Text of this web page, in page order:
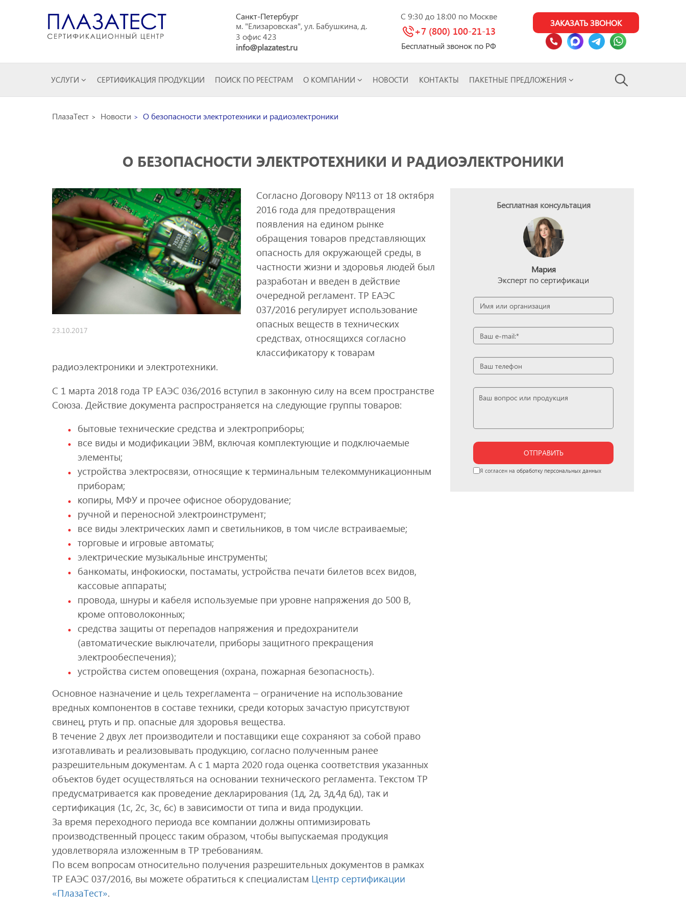
Санкт-Петербург
м. "Елизаровская", ул. Бабушкина, д.
3 офис 423
info@plazatest.ru
C 9:30 до 18:00 по Москве
+7 (800) 100-21-13
Бесплатный звонок по РФ
ЗАКАЗАТЬ ЗВОНОК
УСЛУГИ СЕРТИФИКАЦИЯ ПРОДУКЦИИ ПОИСК ПО РЕЕСТРАМ О КОМПАНИИ НОВОСТИ КОНТАКТЫ ПАКЕТНЫЕ ПРЕДЛОЖЕНИЯ
ПлазаТест Новости О безопасности электротехники и радиоэлектроники
О БЕЗОПАСНОСТИ ЭЛЕКТРОТЕХНИКИ И РАДИОЭЛЕКТРОНИКИ
23.10.2017
Согласно Договору №113 от 18 октября
2016 года для предотвращения
появления на едином рынке
обращения товаров представляющих
опасность для окружающей среды, в
частности жизни и здоровья людей был
разработан и введен в действие
очередной регламент. ТР ЕАЭС
037/2016 регулирует использование
опасных веществ в технических
средствах, относящихся согласно
классификатору к товарам
радиоэлектроники и электротехники.
С 1 марта 2018 года ТР ЕАЭС 036/2016 вступил в законную силу на всем пространстве
Союза. Действие документа распространяется на следующие группы товаров:
бытовые технические средства и электроприборы;
все виды и модификации ЭВМ, включая комплектующие и подключаемые
элементы;
устройства электросвязи, относящие к терминальным телекоммуникационным
приборам;
копиры, МФУ и прочее офисное оборудование;
ручной и переносной электроинструмент;
все виды электрических ламп и светильников, в том числе встраиваемые;
торговые и игровые автоматы;
электрические музыкальные инструменты;
банкоматы, инфокиоски, постаматы, устройства печати билетов всех видов,
кассовые аппараты;
провода, шнуры и кабеля используемые при уровне напряжения до 500 В,
кроме оптоволоконных;
средства защиты от перепадов напряжения и предохранители
(автоматические выключатели, приборы защитного прекращения
электрообеспечения);
устройства систем оповещения (охрана, пожарная безопасность).
Основное назначение и цель техрегламента – ограничение на использование
вредных компонентов в составе техники, среди которых зачастую присутствуют
свинец, ртуть и пр. опасные для здоровья вещества.
В течение 2 двух лет производители и поставщики еще сохраняют за собой право
изготавливать и реализовывать продукцию, согласно полученным ранее
разрешительным документам. А с 1 марта 2020 года оценка соответствия указанных
объектов будет осуществляться на основании технического регламента. Текстом ТР
предусматривается как проведение декларирования (1д, 2д, 3д,4д 6д), так и
сертификация (1с, 2с, 3с, 6с) в зависимости от типа и вида продукции.
За время переходного периода все компании должны оптимизировать
производственный процесс таким образом, чтобы выпускаемая продукция
удовлетворяла изложенным в ТР требованиям.
По всем вопросам относительно получения разрешительных документов в рамках
ТР ЕАЭС 037/2016, вы можете обратиться к специалистам Центр сертификации
«ПлазаТест».
Бесплатная консультация
Мария
Эксперт по сертификаци
ОТПРАВИТЬ
Я согласен на обработку персональных данных